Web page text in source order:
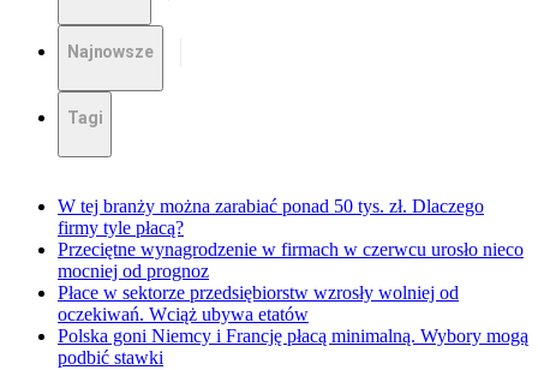
Najnowsze
Tagi
W tej branży można zarabiać ponad 50 tys. zł. Dlaczego
firmy tyle płacą?
Przeciętne wynagrodzenie w firmach w czerwcu urosło nieco
mocniej od prognoz
Płace w sektorze przedsiębiorstw wzrosły wolniej od
oczekiwań. Wciąż ubywa etatów
Polska goni Niemcy i Francję płacą minimalną. Wybory mogą
podbić stawki